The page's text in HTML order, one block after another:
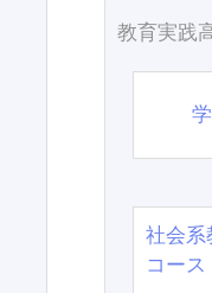
教育実践
社会系
コース